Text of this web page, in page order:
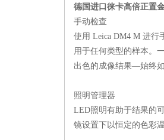
德国进口徕卡高倍正置
手动检查
使用 Leica DM4 M 进行
用于任何类型的样本。
出色的成像结果—始终
照明管理器
LED照明有助于结果的
镜设置下以恒定的色彩